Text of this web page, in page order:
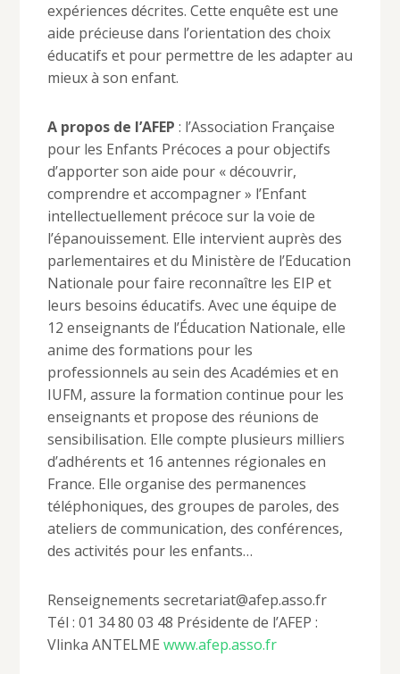
expériences décrites. Cette enquête est une
aide précieuse dans l’orientation des choix
éducatifs et pour permettre de les adapter au
mieux à son enfant.
A propos de l’AFEP : l’Association Française
pour les Enfants Précoces a pour objectifs
d’apporter son aide pour « découvrir,
comprendre et accompagner » l’Enfant
intellectuellement précoce sur la voie de
l’épanouissement. Elle intervient auprès des
parlementaires et du Ministère de l’Education
Nationale pour faire reconnaître les EIP et
leurs besoins éducatifs. Avec une équipe de
12 enseignants de l’Éducation Nationale, elle
anime des formations pour les
professionnels au sein des Académies et en
IUFM, assure la formation continue pour les
enseignants et propose des réunions de
sensibilisation. Elle compte plusieurs milliers
d’adhérents et 16 antennes régionales en
France. Elle organise des permanences
téléphoniques, des groupes de paroles, des
ateliers de communication, des conférences,
des activités pour les enfants…
Renseignements secretariat@afep.asso.fr
Tél : 01 34 80 03 48 Présidente de l’AFEP :
Vlinka ANTELME www.afep.asso.fr